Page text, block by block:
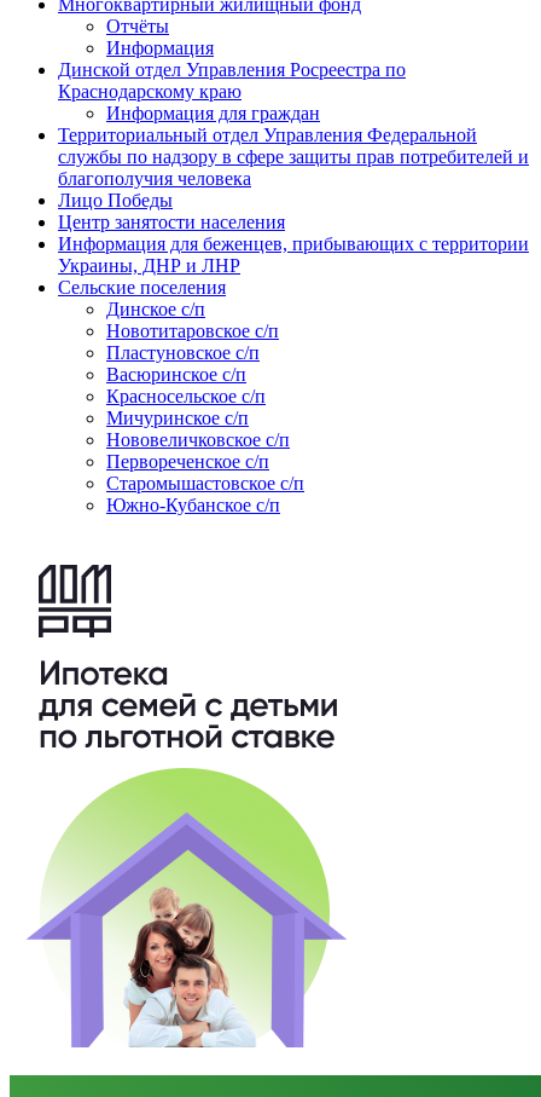
Отчёты
Информация
Динской отдел Управления Росреестра по
Краснодарскому краю
Информация для граждан
Территориальный отдел Управления Федеральной
службы по надзору в сфере защиты прав потребителей и
благополучия человека
Лицо Победы
Центр занятости населения
Информация для беженцев, прибывающих с территории
Украины, ДНР и ЛНР
Сельские поселения
Динское с/п
Новотитаровское с/п
Пластуновское с/п
Васюринское с/п
Красносельское с/п
Мичуринское с/п
Нововеличковское с/п
Первореченское с/п
Старомышастовское с/п
Южно-Кубанское с/п